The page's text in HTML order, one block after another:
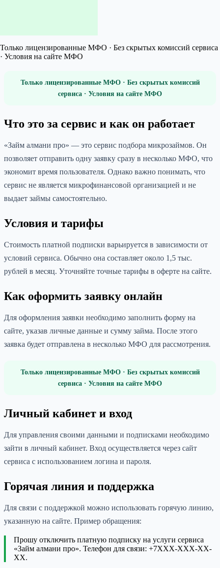
Только лицензированные МФО · Без скрытых комиссий сервиса
· Условия на сайте МФО
Только лицензированные МФО · Без скрытых комиссий
сервиса · Условия на сайте МФО
Что это за сервис и как он работает
«Займ алмани про» — это сервис подбора микрозаймов. Он
позволяет отправить одну заявку сразу в несколько МФО, что
экономит время пользователя. Однако важно понимать, что
сервис не является микрофинансовой организацией и не
выдает займы самостоятельно.
Условия и тарифы
Стоимость платной подписки варьируется в зависимости от
условий сервиса. Обычно она составляет около 1,5 тыс.
рублей в месяц. Уточняйте точные тарифы в оферте на сайте.
Как оформить заявку онлайн
Для оформления заявки необходимо заполнить форму на
сайте, указав личные данные и сумму займа. После этого
заявка будет отправлена в несколько МФО для рассмотрения.
Только лицензированные МФО · Без скрытых комиссий
сервиса · Условия на сайте МФО
Личный кабинет и вход
Для управления своими данными и подписками необходимо
зайти в личный кабинет. Вход осуществляется через сайт
сервиса с использованием логина и пароля.
Горячая линия и поддержка
Для связи с поддержкой можно использовать горячую линию,
указанную на сайте. Пример обращения:
Прошу отключить платную подписку на услуги сервиса
«Займ алмани про». Телефон для связи: +7XXX-XXX-XX-
XX.